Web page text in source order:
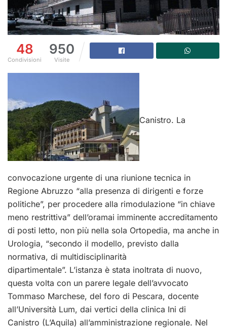
48
Condivisioni
950
Visite
Canistro. La
convocazione urgente di una riunione tecnica in
Regione Abruzzo “alla presenza di dirigenti e forze
politiche”, per procedere alla rimodulazione “in chiave
meno restrittiva” dell’oramai imminente accreditamento
di posti letto, non più nella sola Ortopedia, ma anche in
Urologia, “secondo il modello, previsto dalla
normativa, di multidisciplinarità
dipartimentale”. L’istanza è stata inoltrata di nuovo,
questa volta con un parere legale dell’avvocato
Tommaso Marchese, del foro di Pescara, docente
all’Università Lum, dai vertici della clinica Ini di
Canistro (L’Aquila) all’amministrazione regionale. Nel